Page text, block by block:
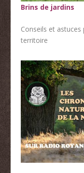
Brins de jardins
Conseils et
territoire